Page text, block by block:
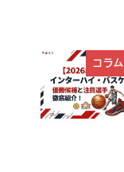
コラム